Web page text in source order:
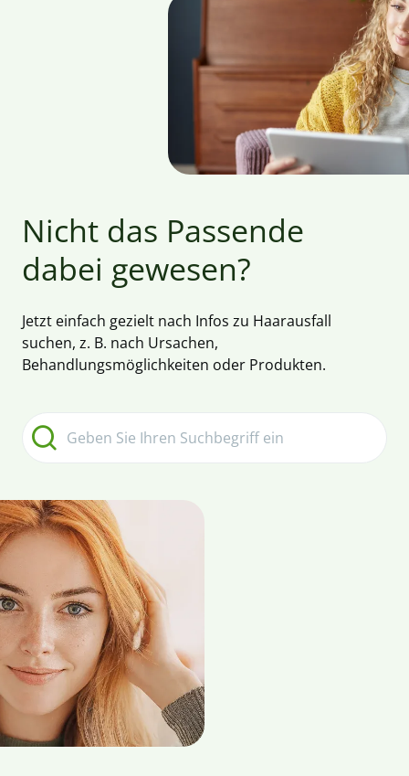
Nicht das Passende
dabei gewesen?
Jetzt einfach gezielt nach Infos zu Haarausfall
suchen, z. B. nach Ursachen,
Behandlungsmöglichkeiten oder Produkten.